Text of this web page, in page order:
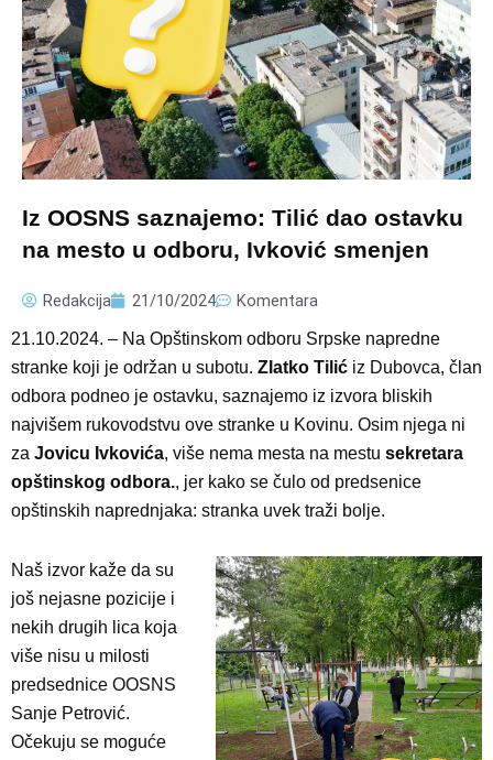
Iz OOSNS saznajemo: Tilić dao ostavku
na mesto u odboru, Ivković smenjen
Redakcija 21/10/2024 Komentara
21.10.2024. – Na Opštinskom odboru Srpske napredne
stranke koji je održan u subotu. Zlatko Tilić iz Dubovca, član
odbora podneo je ostavku, saznajemo iz izvora bliskih
najvišem rukovodstvu ove stranke u Kovinu. Osim njega ni
za Jovicu Ivkovića, više nema mesta na mestu sekretara
opštinskog odbora., jer kako se čulo od predsenice
opštinskih naprednjaka: stranka uvek traži bolje.
Naš izvor kaže da su
još nejasne pozicije i
nekih drugih lica koja
više nisu u milosti
predsednice OOSNS
Sanje Petrović.
Očekuju se moguće